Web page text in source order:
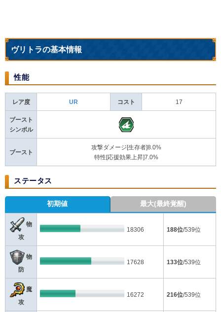
ヴリトラの基本情報
性能
レア度 UR コスト 17
ブースト
シンボル
ブースト
攻撃ダメージ[生存者]8.0%
特性[応援効果上昇]7.0%
ステータス
初期値 最大(最終覚醒)
物
攻
18306 188位/539位
物
防
17628 133位/539位
魔
攻
16272 216位/539位